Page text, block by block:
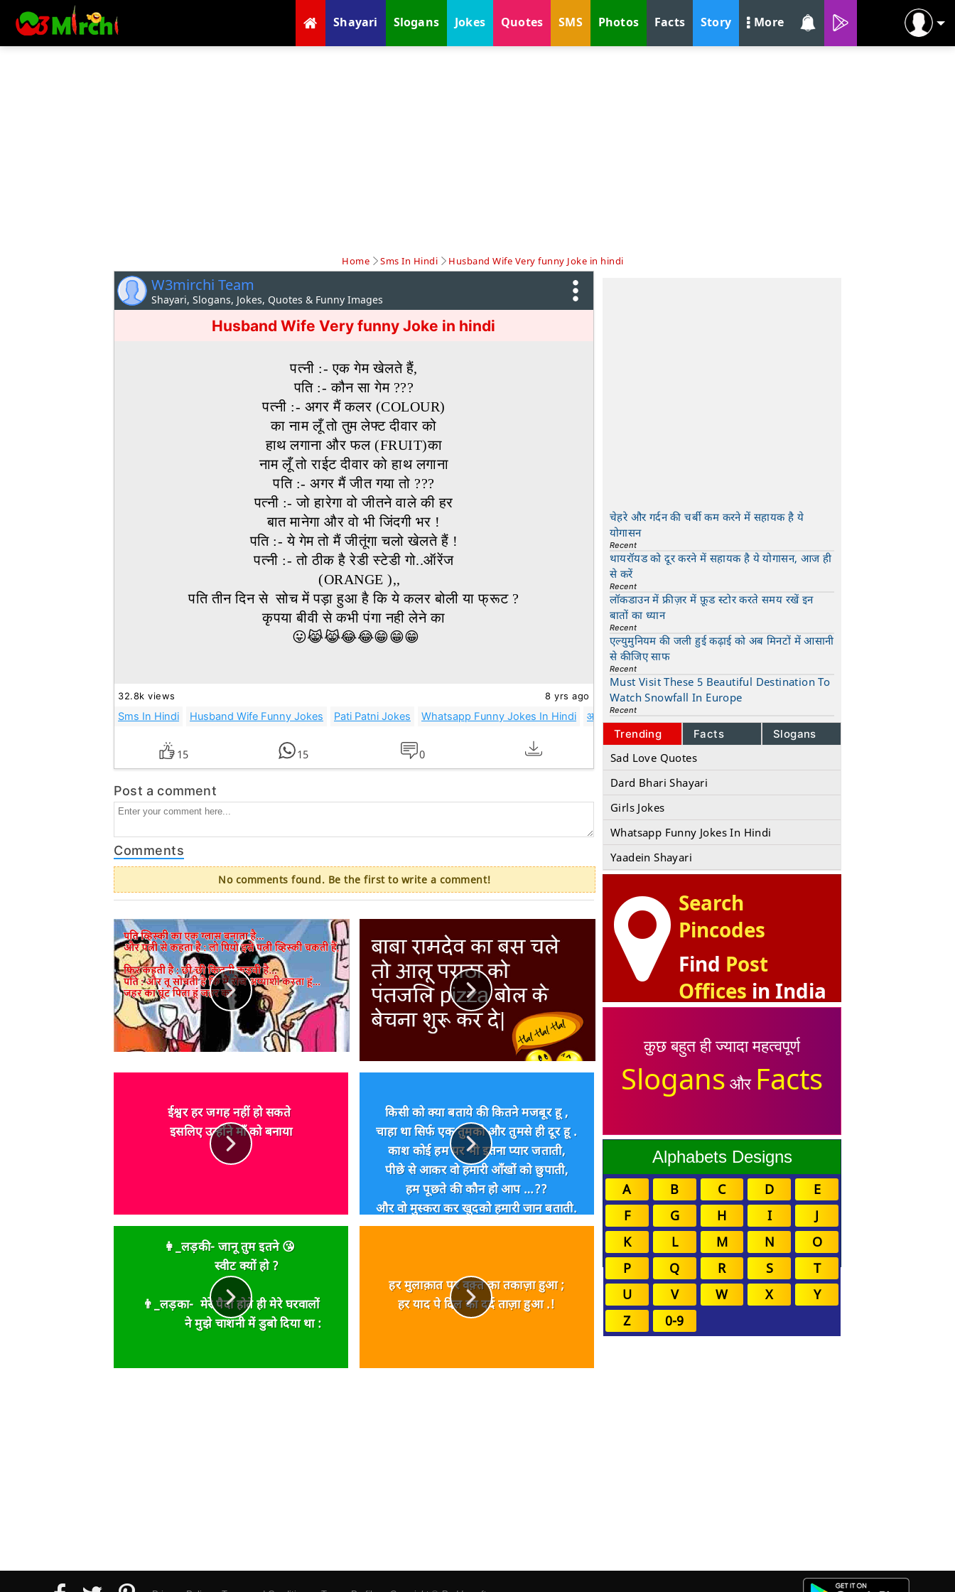
Shayari Slogans Jokes Quotes SMS Photos Facts Story More
Home Sms In Hindi Husband Wife Very funny Joke in hindi
W3mirchi Team
Shayari, Slogans, Jokes, Quotes & Funny Images
Husband Wife Very funny Joke in hindi
पत्नी :- एक गेम खेलते हैं,
पति :- कौन सा गेम ???
पत्नी :- अगर मैं कलर (COLOUR)
का नाम लूँ तो तुम लेफ्ट दीवार को
हाथ लगाना और फल (FRUIT)का
नाम लूँ तो राईट दीवार को हाथ लगाना
पति :- अगर मैं जीत गया तो ???
पत्नी :- जो हारेगा वो जीतने वाले की हर
बात मानेगा और वो भी जिंदगी भर !
पति :- ये गेम तो मैं जीतूंगा चलो खेलते हैं !
पत्नी :- तो ठीक है रेडी स्टेडी गो..ऑरेंज
(ORANGE ),,
पति तीन दिन से सोच में पड़ा हुआ है कि ये कलर बोली या फ्रूट ?
कृपया बीवी से कभी पंगा नही लेने का
😛😹😹😂😂😁😁😁
32.8k views 8 yrs ago
Sms In Hindi Husband Wife Funny Jokes Pati Patni Jokes Whatsapp Funny Jokes In Hindi आज के दिन का चुटकुला
15 15 0
Post a comment
Comments
No comments found. Be the first to write a comment!
ईश्वर हर जगह नहीं हो सकते
इसलिए उन्होंने माँ को बनाया
किसी को क्या बताये की कितने मजबूर हू ,
चाहा था सिर्फ एक तुमको और तुमसे ही दूर हू .
काश कोई हम पर भी इतना प्यार जताती,
पीछे से आकर वो हमारी आँखों को छुपाती,
हम पूछते की कौन हो आप …??
और वो मुस्करा कर खुदको हमारी जान बताती.
👩_‪‎लड़की‬-‪ जानू‬ तुम इतने‪ 😘
स्वीट‬ क्यों हो ?‪
👨_‎लड़का‬- मेरे‪ पैदा‬ होते ही मेरे‪ ‎घरवालों
‬ ने मुझे‪ चाशनी ‬में‪ डुबो‬ दिया था :
हर मुलाक़ात पर वक़्त का तकाज़ा हुआ ;
हर याद पे दिल का दर्द ताज़ा हुआ .!
चेहरे और गर्दन की चर्बी कम करने में सहायक है ये
योगासन
Recent
थायरॉयड को दूर करने में सहायक है ये योगासन, आज ही
से करें
Recent
लॉकडाउन में फ्रीज़र में फ़ूड स्टोर करते समय रखें इन
बातों का ध्यान
Recent
एल्युमुनियम की जली हुई कढ़ाई को अब मिनटों में आसानी
से कीजिए साफ
Recent
Must Visit These 5 Beautiful Destination To
Watch Snowfall In Europe
Recent
Trending Facts Slogans
Sad Love Quotes
Dard Bhari Shayari
Girls Jokes
Whatsapp Funny Jokes In Hindi
Yaadein Shayari
Search
Pincodes
Find Post
Offices in India
कुछ बहुत ही ज्यादा महत्वपूर्ण
Slogans और Facts
Alphabets Designs
A B C D
E
F
G H I
J
K
L M N
O
P
Q R S
T
U
V W X
Y
Z
0-9